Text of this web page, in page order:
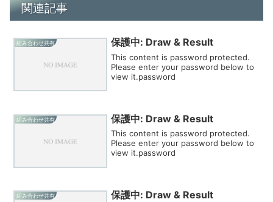
関連記事
組み合わせ共有 保護中: Draw & Result
This content is password protected.
Please enter your password below to
view it.password
組み合わせ共有 保護中: Draw & Result
This content is password protected.
Please enter your password below to
view it.password
組み合わせ共有 保護中: Draw & Result